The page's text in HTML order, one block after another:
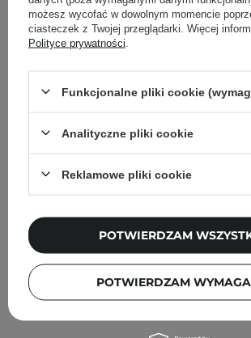
Fraijour - Heartleaf Blemish Toner -
możesz wycofać w dowolnym momencie
ciasteczek z Twojej przeglądarki. Więcej
Polityce prywatności
Funkcjonalne pliki cookie
Analityczne pliki cookie
Reklamowe pliki cookie
POTWIERDZAM
POTWIERDZAM